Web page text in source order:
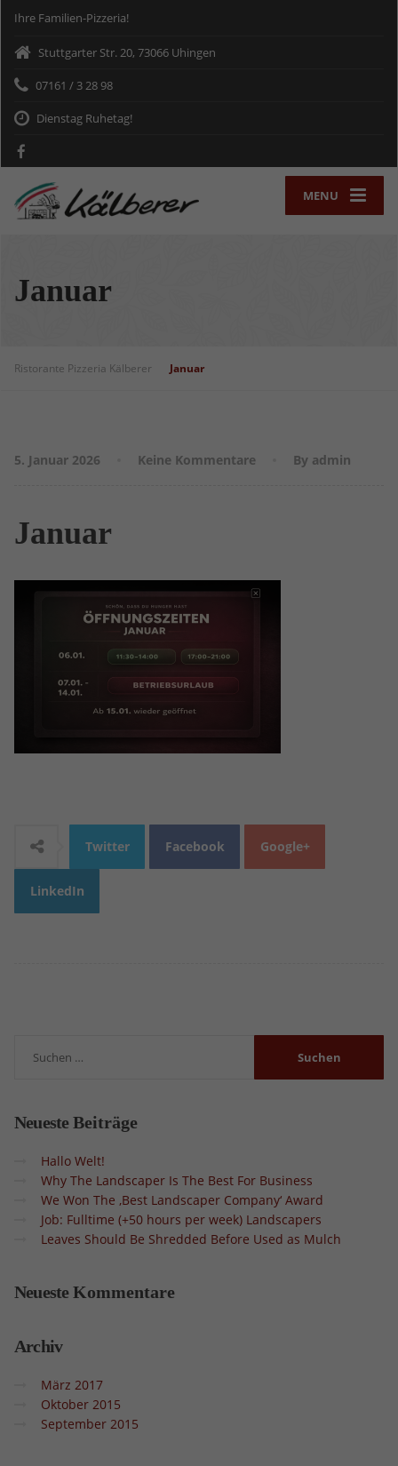
Ihre Familien-Pizzeria!
Stuttgarter Str. 20, 73066 Uhingen
07161 / 3 28 98
Dienstag Ruhetag!
MENU
Januar
Ristorante Pizzeria Kälberer Januar
5. Januar 2026 Keine Kommentare By admin
Januar
Twitter Facebook Google+
LinkedIn
NeuesteBeiträge
Hallo Welt!
Why The Landscaper Is The Best For Business
We Won The ‚Best Landscaper Company‘ Award
Job: Fulltime (+50 hours per week) Landscapers
Leaves Should Be Shredded Before Used as Mulch
NeuesteKommentare
Archiv
März 2017
Oktober 2015
September 2015